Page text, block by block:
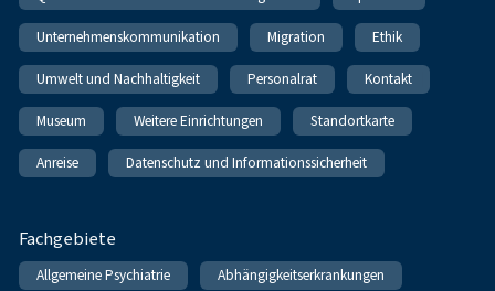
Unternehmenskommunikation Migration Ethik
Umwelt und Nachhaltigkeit Personalrat Kontakt
Museum Weitere Einrichtungen Standortkarte
Anreise Datenschutz und Informationssicherheit
Fachgebiete
Allgemeine Psychiatrie Abhängigkeitserkrankungen